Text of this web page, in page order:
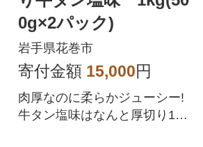
0g×2パック)
岩手県花巻市
寄付金額 15,000円
肉厚なのに柔らかジューシー!
牛タン塩味はなんと厚切り10